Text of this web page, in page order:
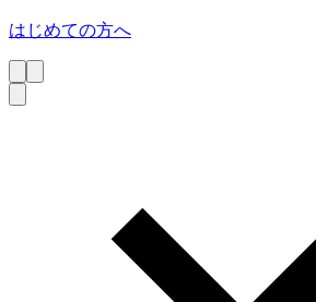
はじめての方へ